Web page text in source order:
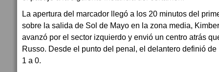
La apertura del marcador llegó a los 20 minutos del
sobre la salida de Sol de Mayo en la zona media,
avanzó por el sector izquierdo y envió un centro atrás
Russo. Desde el punto del penal, el delantero definió
1 a 0.